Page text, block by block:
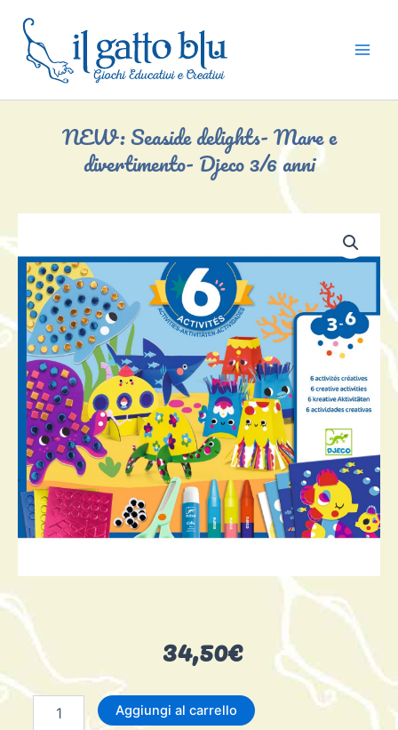
contenuto
NEW: Seaside delights- Mare e
divertimento- Djeco 3/6 anni
34,50€
NEW:
Seaside
Aggiungi al carrello